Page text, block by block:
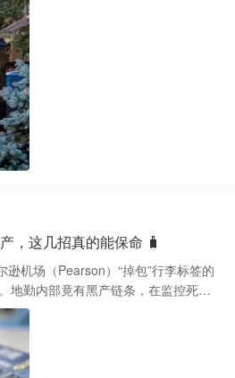
区间”徘徊，大家得习惯这个新常态。
年下半年的主基调大概率是“按兵不
向于维持现有的2.25%基准，而
，暗示下半年不排除有加息可能。
波动和南边的关税政策都是变数，央
约或者买房
约。现在的债市波动很厉害，五年固
部分降息预期，下行空间有限。反倒
或者是带有较大折扣的浮动利率，在
贷续约的高峰年，很多人当年的利率
左右，月供压力依然会激增20%以
会再降那0.25%，不如先审视一下自己
了等一个虚无缥缈的低点而犹豫，最
率回弹打个措手不及。
，这几招真的能保命 🧳
机场（Pearson）“掉包”行李标签的
地勤内部竟有黑产链条，在监控死角
撕下来，贴到装满违禁品的箱子上。
发的旅客在海外被捕甚至入狱，部分
不是在危言耸听。 其实这种作
的盲目信任。想要避开这种“灭顶之